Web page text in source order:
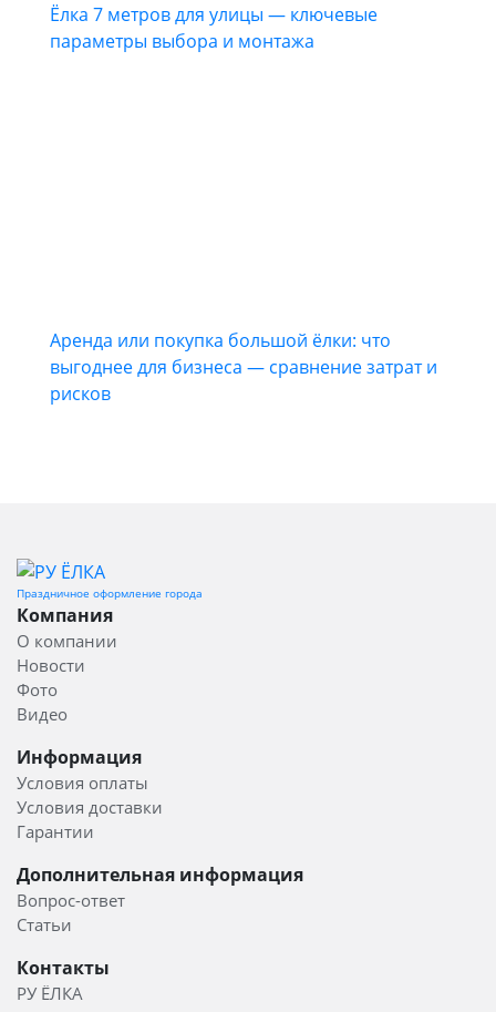
Ёлка 7 метров для улицы — ключевые
параметры выбора и монтажа
Аренда или покупка большой ёлки: что
выгоднее для бизнеса — сравнение затрат и
рисков
Праздничное оформление города
Компания
О компании
Новости
Фото
Видео
Информация
Условия оплаты
Условия доставки
Гарантии
Дополнительная информация
Вопрос-ответ
Статьи
Контакты
РУ ЁЛКА